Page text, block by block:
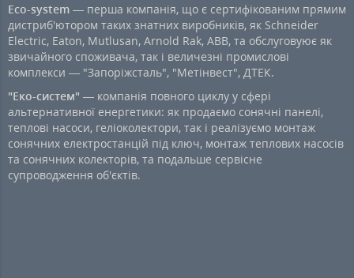
Eco-system — перша компанія, що є сертифікованим прямим
дистриб'ютором таких знатних виробників, як Schneider
Electric, Eaton, Mutlusan, Arnold Rak, ABB, та обслуговуює як
звичайного споживача, так і величезні промислові
комплекси — "Запоріжсталь", "Метінвест", ДТЕК.
"Еко-систем" — компанія повного циклу у сфері
альтернативної енергетики: як продаємо сонячні панелі,
теплові насоси, геліоколектори, так і реалізуємо монтаж
сонячних електростанцій під ключ, монтаж теплових насосів
та сонячних колекторів, та подальше сервісне
супроводження об'єктів.